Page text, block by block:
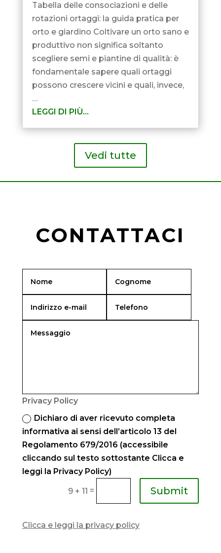
Tabella delle consociazioni e delle
rotazioni ortaggi: la guida pratica per
orto e giardino Coltivare un orto sano e
produttivo non significa soltanto
scegliere semi e piantine di qualità: è
fondamentale sapere quali ortaggi
possono crescere vicini e quali, invece,
…
LEGGI DI PIÙ…
Vedi tutte
CONTATTACI
Privacy Policy
Dichiaro di aver ricevuto completa
informativa ai sensi dell’articolo 13 del
Regolamento 679/2016 (accessibile
cliccando sul testo sottostante Clicca e
leggi la Privacy Policy)
9 + 11 = Submit
Clicca e leggi la privacy policy